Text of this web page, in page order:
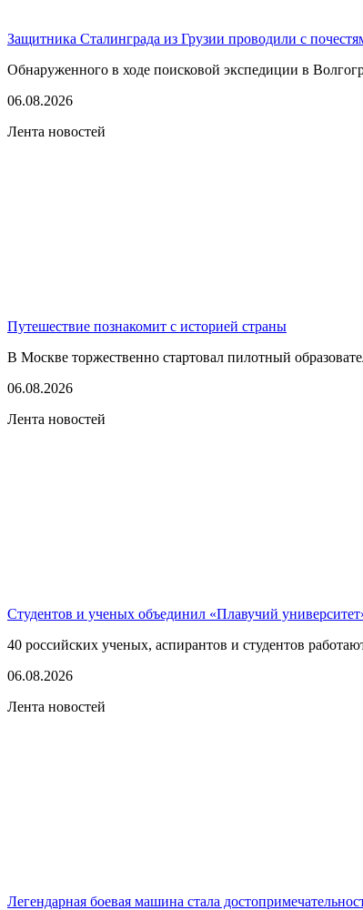
Защитника Сталинграда из Грузии проводили с
Обнаруженного в ходе поисковой экспедиции в
06.08.2026
Лента новостей
Путешествие познакомит с историей страны
В Москве торжественно стартовал пилотный
06.08.2026
Лента новостей
Студентов и ученых объединил «Плавучий
40 российских ученых, аспирантов и студентов
06.08.2026
Лента новостей
Легендарная боевая машина стала